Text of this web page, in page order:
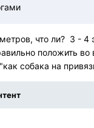
что ли? 3 - 4
положить
собака на